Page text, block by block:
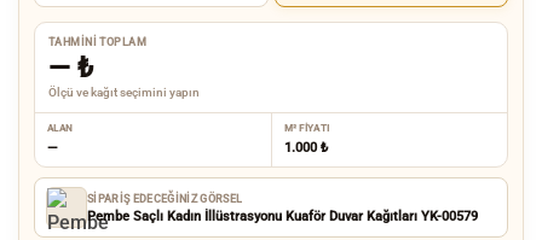
TAHMINI TOPLAM
— ₺
Ölçü ve kağıt seçimini yapın
ALAN
—
M² FIYATI
1.000 ₺
SIPARIŞ EDECEĞINIZ GÖRSEL
Pembe Saçlı Kadın İllüstrasyonu Kuaför Duvar Kağıtları YK-00579